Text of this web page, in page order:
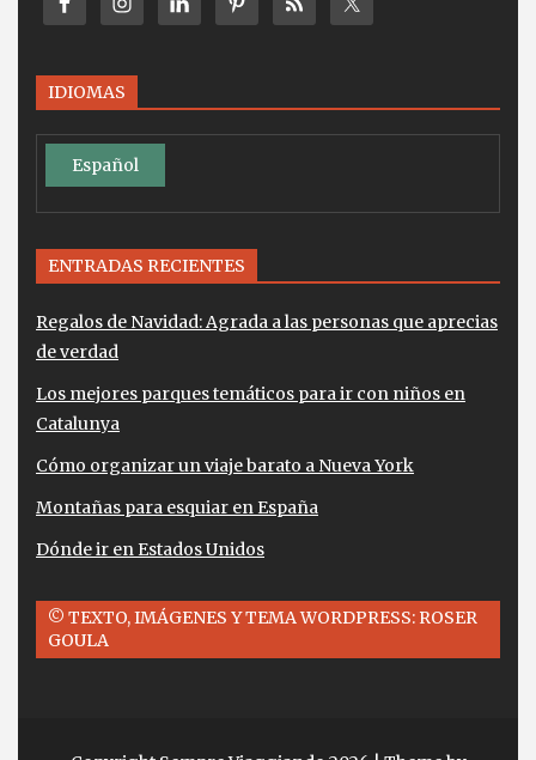
IDIOMAS
Español
ENTRADAS RECIENTES
Regalos de Navidad: Agrada a las personas que aprecias
de verdad
Los mejores parques temáticos para ir con niños en
Catalunya
Cómo organizar un viaje barato a Nueva York
Montañas para esquiar en España
Dónde ir en Estados Unidos
© TEXTO, IMÁGENES Y TEMA WORDPRESS: ROSER
GOULA